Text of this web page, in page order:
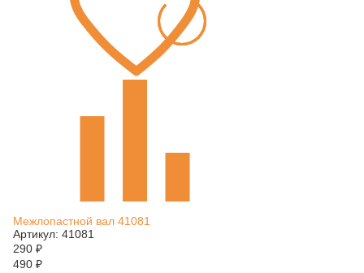
Межлопастной вал 41081
Артикул: 41081
290 ₽
490 ₽